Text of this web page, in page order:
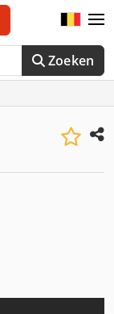
Zoeken